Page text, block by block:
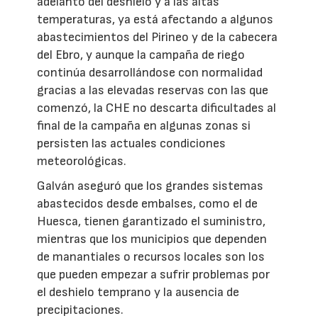
temperaturas, ya está afectando a algunos
abastecimientos del Pirineo y de la cabecera
del Ebro, y aunque la campaña de riego
continúa desarrollándose con normalidad
gracias a las elevadas reservas con las que
comenzó, la CHE no descarta dificultades al
final de la campaña en algunas zonas si
persisten las actuales condiciones
meteorológicas.
Galván aseguró que los grandes sistemas
abastecidos desde embalses, como el de
Huesca, tienen garantizado el suministro,
mientras que los municipios que dependen
de manantiales o recursos locales son los
que pueden empezar a sufrir problemas por
el deshielo temprano y la ausencia de
precipitaciones.